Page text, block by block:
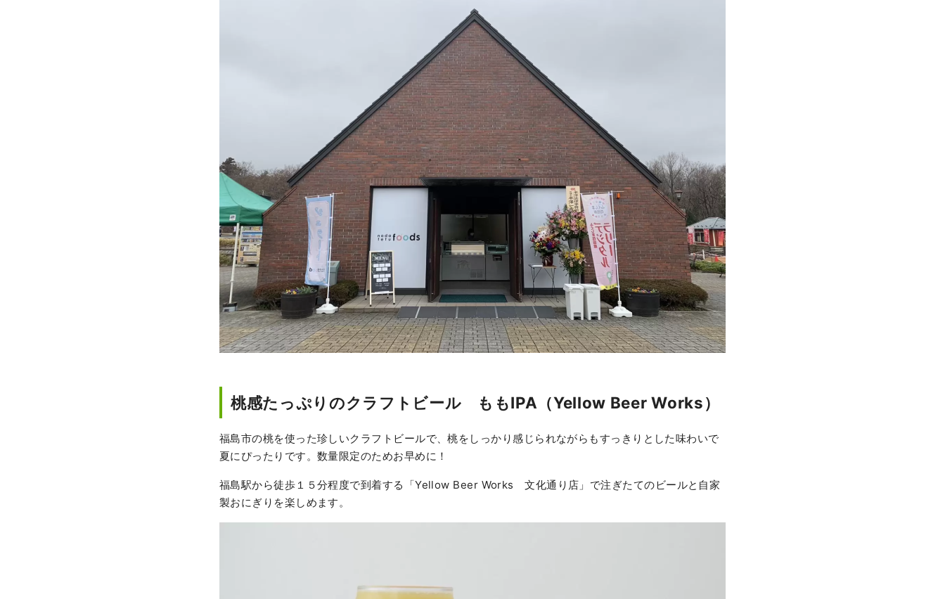
桃感たっぷりのクラフトビール ももIPA（Yellow Beer Works）
福島市の桃を使った珍しいクラフトビールで、桃をしっかり感じられながらもすっきりとした味わいで
夏にぴったりです。数量限定のためお早めに！
福島駅から徒歩１５分程度で到着する「Yellow Beer Works 文化通り店」で注ぎたてのビールと自家
製おにぎりを楽しめます。